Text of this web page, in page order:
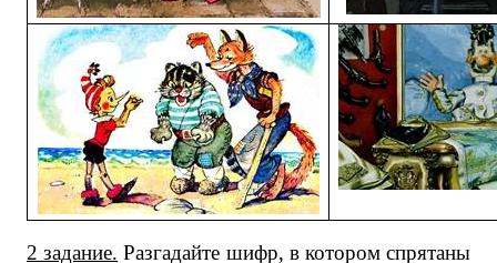
2 задание. Разгадайте шифр, в котором спрятаны